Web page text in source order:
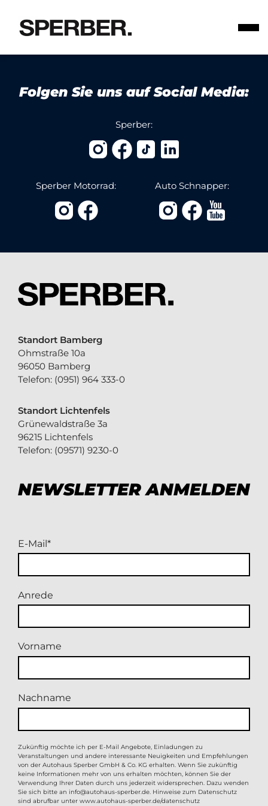
Folgen Sie uns auf Social Media:
Sperber:
Sperber Motorrad: Auto Schnapper:
Standort Bamberg
Ohmstraße 10a
96050 Bamberg
Telefon: (0951) 964 333-0
Standort Lichtenfels
Grünewaldstraße 3a
96215 Lichtenfels
Telefon: (09571) 9230-0
NEWSLETTER ANMELDEN
E-Mail
Anrede
Vorname
Nachname
Zukünftig möchte ich per E-Mail Angebote, Einladungen zu
Veranstaltungen und andere interessante Neuigkeiten und Empfehlungen
von der Autohaus Sperber GmbH & Co. KG erhalten. Wenn Sie zukünftig
keine Informationen mehr von uns erhalten möchten, können Sie der
Verwendung Ihrer Daten durch uns jederzeit widersprechen. Dazu wenden
Sie sich bitte an info@autohaus-sperber.de. Hinweise zum Datenschutz
sind abrufbar unter www.autohaus-sperber.de/datenschutz